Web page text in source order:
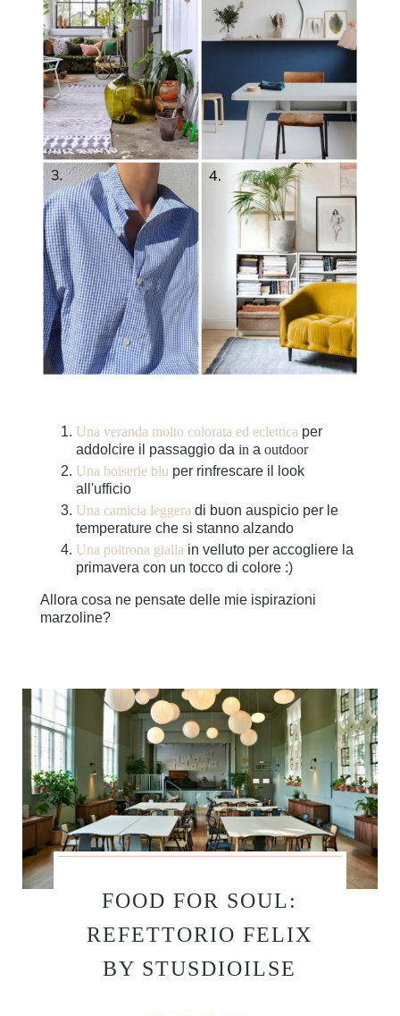
Una veranda molto colorata ed eclettica per
addolcire il passaggio da in a outdoor
Una boiserie blu per rinfrescare il look
all'ufficio
Una camicia leggera di buon auspicio per le
temperature che si stanno alzando
Una poltrona gialla in velluto per accogliere la
primavera con un tocco di colore :)
Allora cosa ne pensate delle mie ispirazioni
marzoline?
FOOD FOR SOUL:
REFETTORIO FELIX
BY STUSDIOILSE